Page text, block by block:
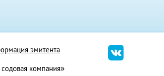
эмитента
компания»